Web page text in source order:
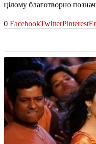
цілому благотворно
0 FacebookTwitterPinterest